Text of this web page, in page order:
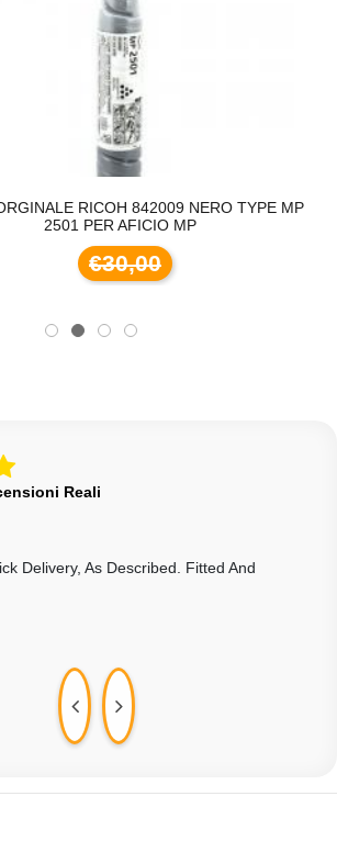
RICOH 842009 NERO TYPE MP
2501 PER AFICIO MP
€30,00
Reali
Delivery, As Described. Fitted And